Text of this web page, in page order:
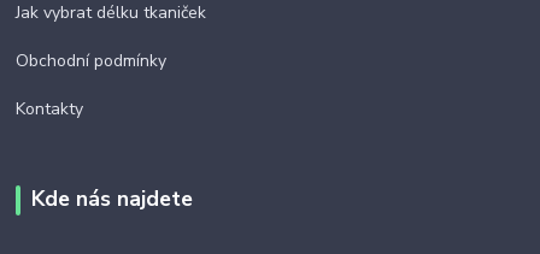
Jak vybrat délku tkaniček
Obchodní podmínky
Kontakty
Kde nás najdete